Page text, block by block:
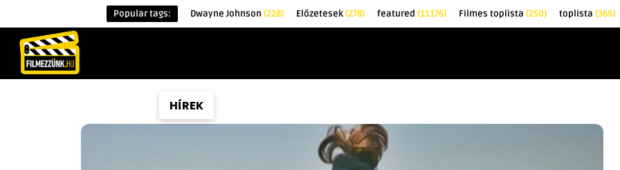
Popular tags: Dwayne Johnson (228) Előzetesek(278) featured (11176) Filmes toplista (250) toplista (365)
HÍREK